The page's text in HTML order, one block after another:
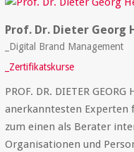
Prof. Dr. Dieter Georg
_Digital Brand Management
_Zertifikatskurse
PROF. DR. DIETER
anerkanntesten Experten
zum einen als Berater
Organisationen und